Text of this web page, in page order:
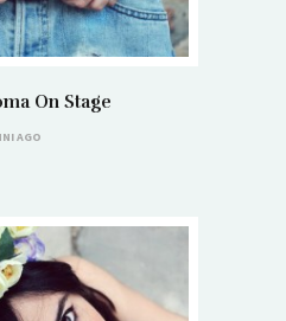
On Stage
AGO